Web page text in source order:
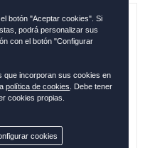
botón "Aceptar cookies". Si
podrá personalizar sus
con el botón "Configurar
que incorporan sus cookies en
política de cookies
. Debe tener
cookies propias.
cookies